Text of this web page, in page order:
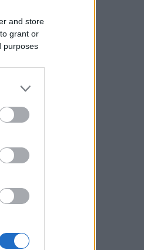
and store
grant or
purposes